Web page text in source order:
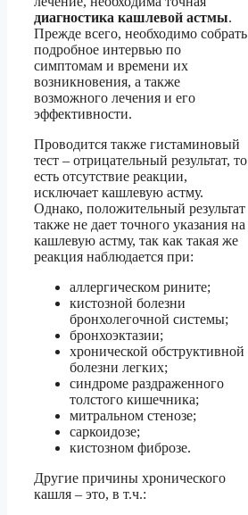
диагностика кашлевой астмы.
Прежде всего, необходимо собрать
подробное интервью по
симптомам и времени их
возникновения, а также
возможного лечения и его
эффективности.
Проводится также гистаминовый
тест – отрицательный результат, то
есть отсутствие реакции,
исключает кашлевую астму.
Однако, положительный результат
также не дает точного указания на
кашлевую астму, так как такая же
реакция наблюдается при:
аллергическом рините;
кистозной болезни
бронхолегочной системы;
бронхоэктазии;
хронической обструктивной
болезни легких;
синдроме раздраженного
толстого кишечника;
митральном стенозе;
саркоидозе;
кистозном фиброзе.
Другие причины хронического
кашля – это, в т.ч.: